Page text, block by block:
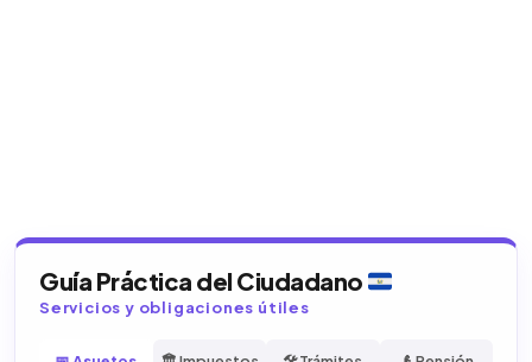
Guía Práctica del Ciudadano
Servicios y obligaciones útiles